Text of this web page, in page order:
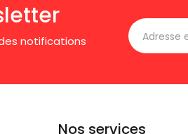
notifications
Nos services